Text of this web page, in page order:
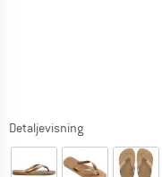
Detaljevisning